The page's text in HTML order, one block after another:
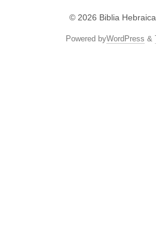
© 2026 Biblia
Powered byWordPress &